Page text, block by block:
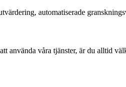
automatiserade
använda våra tjänster, är du alltid